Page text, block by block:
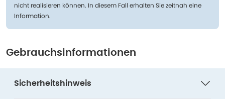
nicht realisieren können. In diesem Fall erhalten Sie zeitnah eine
Information.
Gebrauchsinformationen
Sicherheitshinweis